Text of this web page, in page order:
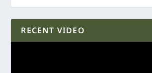
RECENT VIDEO